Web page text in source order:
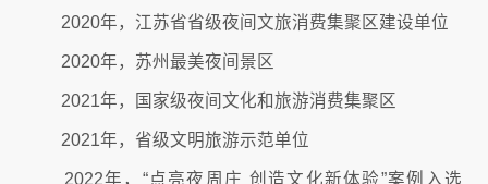
2020年，江苏省省级夜间文旅消费集聚区建设单位
2020年，苏州最美夜间景区
2021年，国家级夜间文化和旅游消费集聚区
2021年，省级文明旅游示范单位
2022年，“点亮夜周庄 创造文化新体验”案例入选